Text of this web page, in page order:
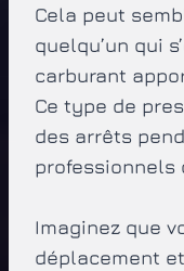
Cela peut
quelqu’un qui
carburant
Ce type de
des arrêts
professionnels
Imaginez que
déplacement